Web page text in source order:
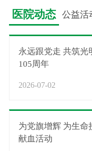
医院动态 公益活
永远跟党走 共筑光明梦——庆祝中国共产党成立
105周年
2026-07-02
为党旗增辉 为生
献血活动